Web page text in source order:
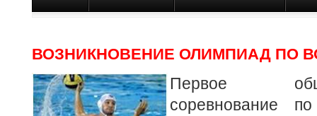
ВОЗНИКНОВЕНИЕ ОЛИМПИАД ПО
Первое
соревнование